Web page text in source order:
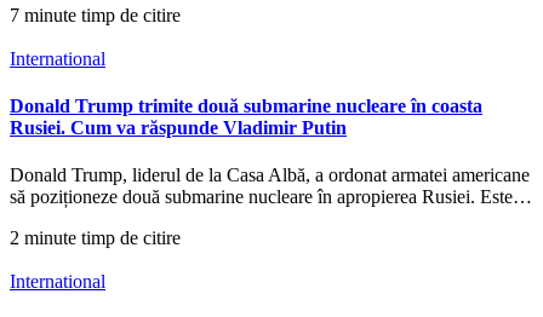
7 minute timp de citire
International
Donald Trump trimite două submarine nucleare în coasta
Rusiei. Cum va răspunde Vladimir Putin
Donald Trump, liderul de la Casa Albă, a ordonat armatei americane
să poziționeze două submarine nucleare în apropierea Rusiei. Este…
2 minute timp de citire
International